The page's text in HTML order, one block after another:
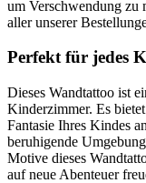
um Verschwendung zu
aller unserer
Perfekt für jedes
Dieses Wandtattoo ist
Kinderzimmer. Es
Fantasie Ihres Kindes
beruhigende
Motive dieses
auf neue Abenteuer